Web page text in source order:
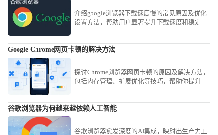
介绍google浏览器下载速度慢的常见原因及优化
设置方法，帮助用户显著提升下载速度和稳定
Google Chrome网页卡顿的解决方法
探讨Chrome浏览器网页卡顿的原因及解决方法，
包括内存管理、扩展优化等技巧，帮助你提升浏
谷歌浏览器为何越来越依赖人工智能
谷歌浏览器愈发深度的AI集成，映射出生产力工